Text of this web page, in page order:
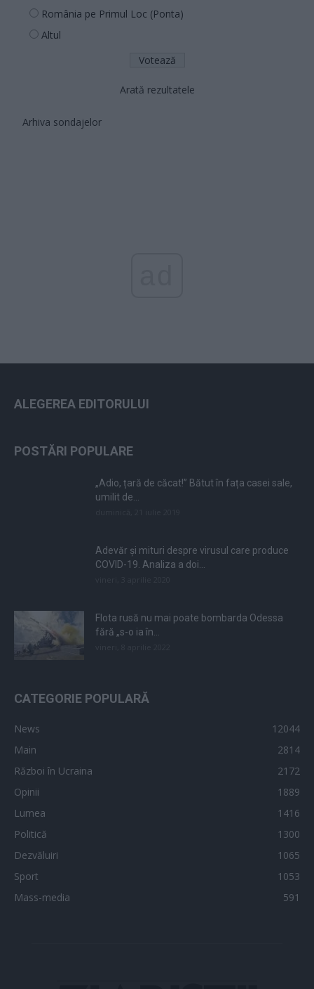
România pe Primul Loc (Ponta)
Altul
Arată rezultatele
Arhiva sondajelor
ALEGEREA EDITORULUI
POSTĂRI POPULARE
„Adio, țară de căcat!” Bătut în fața casei sale,
umilit de...
Adevăr și mituri despre virusul care produce
COVID-19. Analiza a doi...
Flota rusă nu mai poate bombarda Odessa
fără „s-o ia în...
CATEGORIE POPULARĂ
News
12044
Main
2814
Război în Ucraina
2172
Opinii
1889
Lumea
1416
Politică
1300
Dezvăluiri
1065
Sport
1053
Mass-media
591